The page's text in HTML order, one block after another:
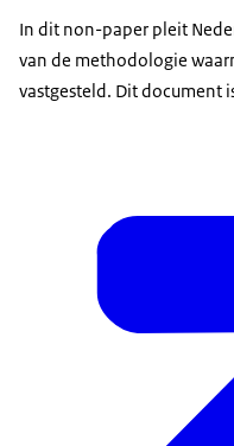
In dit non-paper pleit
van de methodologie
vastgesteld. Dit document